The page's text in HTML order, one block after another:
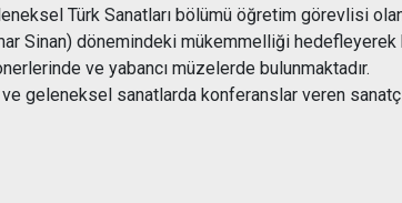
Türk Sanatları bölümü öğretim görevlisi
Sinan) dönemindeki mükemmelliği hedefleyerek
ve yabancı müzelerde bulunmaktadır.
geleneksel sanatlarda konferanslar veren